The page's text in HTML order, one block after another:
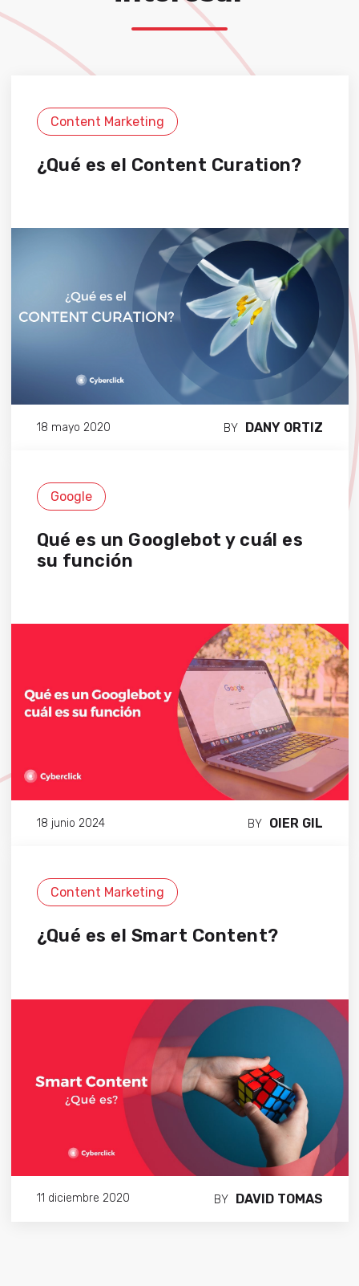
Content Marketing
¿Qué es el Content Curation?
18 mayo 2020 BY DANY ORTIZ
Google
Qué es un Googlebot y cuál es
su función
18 junio 2024 BY OIER GIL
Content Marketing
¿Qué es el Smart Content?
11 diciembre 2020 BY DAVID TOMAS